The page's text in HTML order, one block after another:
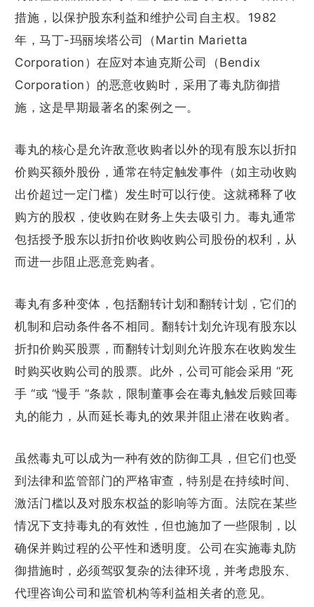
措施，以保护股东利益和维护公司自主权。1982
年，马丁-玛丽埃塔公司（Martin Marietta
Corporation）在应对本迪克斯公司（Bendix
Corporation）的恶意收购时，采用了毒丸防御措
施，这是早期最著名的案例之一。
毒丸的核心是允许敌意收购者以外的现有股东以折扣
价购买额外股份，通常在特定触发事件（如主动收购
出价超过一定门槛）发生时可以行使。这就稀释了收
购方的股权，使收购在财务上失去吸引力。毒丸通常
包括授予股东以折扣价收购收购公司股份的权利，从
而进一步阻止恶意竞购者。
毒丸有多种变体，包括翻转计划和翻转计划，它们的
机制和启动条件各不相同。翻转计划允许现有股东以
折扣价购买股票，而翻转计划则允许股东在收购发生
时购买收购公司的股票。此外，公司可能会采用 “死
手 “或 “慢手 “条款，限制董事会在毒丸触发后赎回毒
丸的能力，从而延长毒丸的效果并阻止潜在收购者。
虽然毒丸可以成为一种有效的防御工具，但它们也受
到法律和监管部门的严格审查，特别是在持续时间、
激活门槛以及对股东权益的影响等方面。法院在某些
情况下支持毒丸的有效性，但也施加了一些限制，以
确保并购过程的公平性和透明度。公司在实施毒丸防
御措施时，必须驾驭复杂的法律环境，并考虑股东、
代理咨询公司和监管机构等利益相关者的意见。